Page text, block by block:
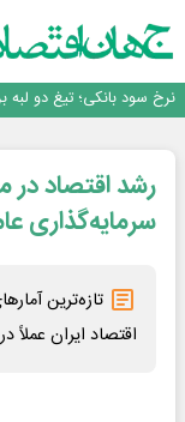
عبور فکور صنعت از مرز ۵۳ همت درآمد
نرخ سود بانکی؛ تیغ دو لبه
طلسم خانه‌سازی چینی‌ها
عبور فکور صنعت از مرز ۵۳ همت درآمد
رییس‌کل بیمه مرکزی: برای
رشد اقتصاد
سرمایه‌گذاری
اقتصاد ایران